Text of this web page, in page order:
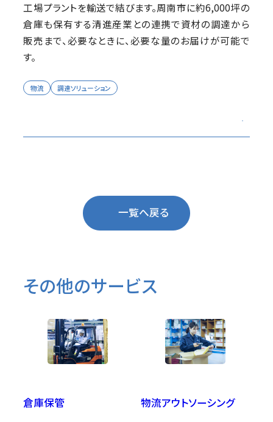
工場プラントを輸送で結びます。周南市に約6,000坪の
倉庫も保有する清進産業との連携で資材の調達から
販売まで、必要なときに、必要な量のお届けが可能で
す。
物流 調達ソリューション
一覧へ戻る
その他のサービス
倉庫保管 物流アウトソーシング